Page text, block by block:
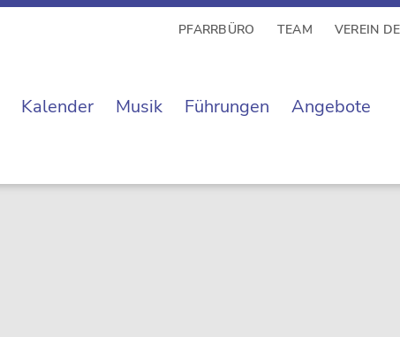
PFARRBÜRO TEAM VEREIN
Kalender Musik Führungen
Angebote